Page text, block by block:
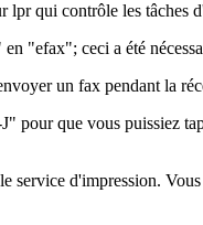
qui contrôle les tâches
"efax"; ceci a été
un fax pendant la
pour que vous puissiez
service d'impression.